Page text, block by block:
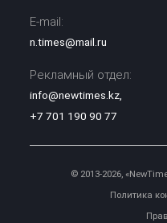
E-mail:
n.times@mail.ru
Рекламный отдел:
info@newtimes.kz,
+7 701 190 90 77
© 2013-2026,
Политика